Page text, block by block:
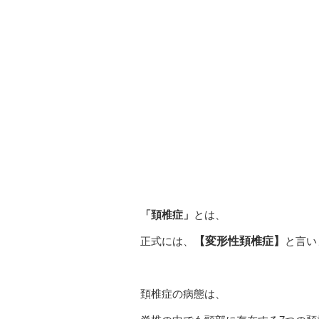
「頚椎症」 とは、
正式には、 【変形性頚椎症】 と言
頚椎症の病態は、